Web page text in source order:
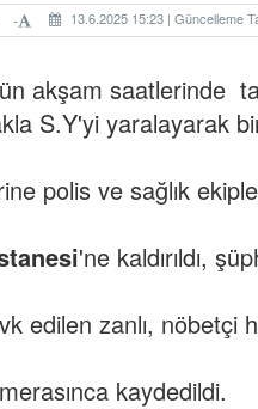
13.6.2025 15:23 | Güncelleme
-
akşam saatlerinde
S.Y'yi yaralayarak
polis ve sağlık
'ne kaldırıldı,
edilen zanlı, nöbetçi
kaydedildi.